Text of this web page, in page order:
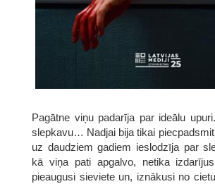
Pagātne viņu padarīja par ideālu
slepkavu… Nadjai bija tikai
uz daudziem gadiem ieslodzīja par
kā viņa pati apgalvo, netika
pieaugusi sieviete un, iznākusi no